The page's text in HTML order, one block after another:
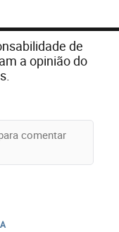
de
a opinião do